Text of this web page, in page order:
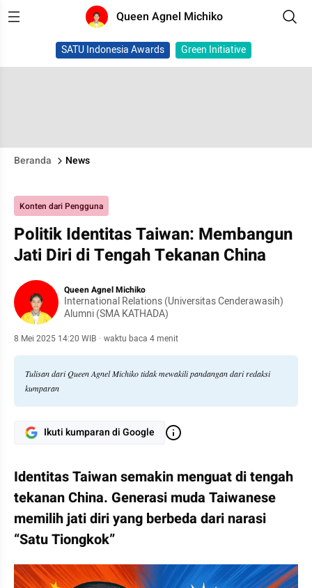
Queen Agnel Michiko
SATU Indonesia Awards Green Initiative
Beranda News
Konten dari Pengguna
Politik Identitas Taiwan: Membangun
Jati Diri di Tengah Tekanan China
Queen Agnel Michiko
International Relations (Universitas Cenderawasih)
Alumni (SMA KATHADA)
8 Mei 2025 14:20 WIB · waktu baca 4 menit
Tulisan dari Queen Agnel Michiko tidak mewakili pandangan dari redaksi
kumparan
Ikuti kumparan di Google
Identitas Taiwan semakin menguat di tengah
tekanan China. Generasi muda Taiwanese
memilih jati diri yang berbeda dari narasi
“Satu Tiongkok”